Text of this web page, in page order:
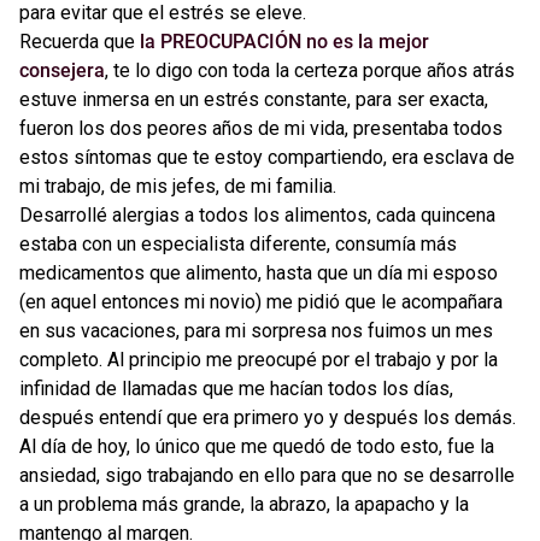
para evitar que el estrés se eleve.
Recuerda que la PREOCUPACIÓN no es la mejor
consejera, te lo digo con toda la certeza porque años atrás
estuve inmersa en un estrés constante, para ser exacta,
fueron los dos peores años de mi vida, presentaba todos
estos síntomas que te estoy compartiendo, era esclava de
mi trabajo, de mis jefes, de mi familia.
Desarrollé alergias a todos los alimentos, cada quincena
estaba con un especialista diferente, consumía más
medicamentos que alimento, hasta que un día mi esposo
(en aquel entonces mi novio) me pidió que le acompañara
en sus vacaciones, para mi sorpresa nos fuimos un mes
completo. Al principio me preocupé por el trabajo y por la
infinidad de llamadas que me hacían todos los días,
después entendí que era primero yo y después los demás.
Al día de hoy, lo único que me quedó de todo esto, fue la
ansiedad, sigo trabajando en ello para que no se desarrolle
a un problema más grande, la abrazo, la apapacho y la
mantengo al margen.